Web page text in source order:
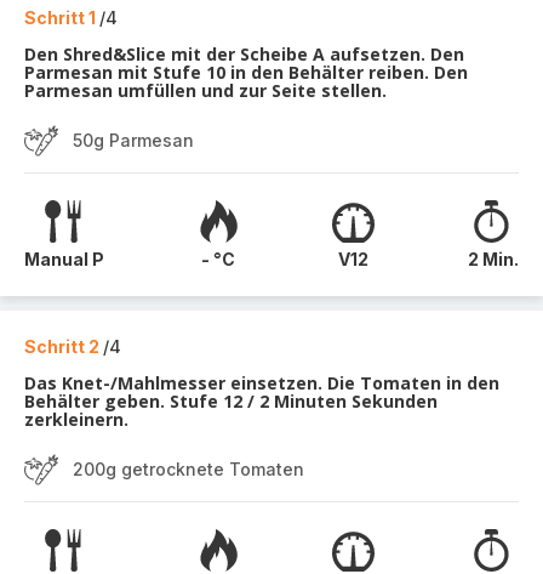
Schritt 1 /4
Den Shred&Slice mit der Scheibe A aufsetzen. Den
Parmesan mit Stufe 10 in den Behälter reiben. Den
Parmesan umfüllen und zur Seite stellen.
50g Parmesan
Manual P - °C V12 2 Min.
Schritt 2 /4
Das Knet-/Mahlmesser einsetzen. Die Tomaten in den
Behälter geben. Stufe 12 / 2 Minuten Sekunden
zerkleinern.
200g getrocknete Tomaten